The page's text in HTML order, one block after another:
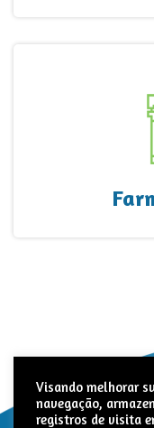
Visando melhorar
navegação,
registros de visita